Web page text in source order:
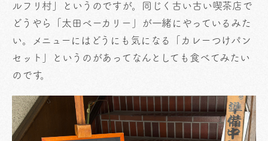
ルフリ村」というのですが。同じく古い古い喫茶店で
どうやら「太田ベーカリー」が一緒にやっているみた
い。メニューにはどうにも気になる「カレーつけパン
セット」というのがあってなんとしても食べてみたい
のです。